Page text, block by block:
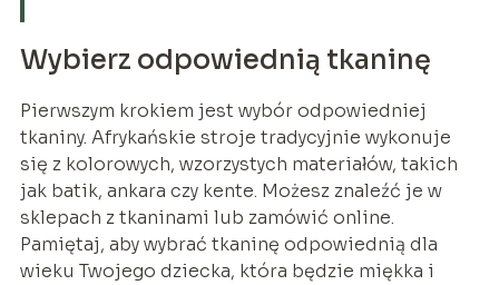
Wybierz odpowiednią tkaninę
Pierwszym krokiem jest wybór odpowiedniej
tkaniny. Afrykańskie stroje tradycyjnie wykonuje
się z kolorowych, wzorzystych materiałów, takich
jak batik, ankara czy kente. Możesz znaleźć je w
sklepach z tkaninami lub zamówić online.
Pamiętaj, aby wybrać tkaninę odpowiednią dla
wieku Twojego dziecka, która będzie miękka i